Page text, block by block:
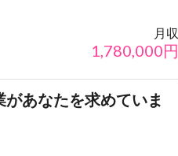
月収
1,780,000円
あなたを求めていま